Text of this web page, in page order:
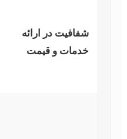
شفافیت در ارائه
خدمات و قیمت